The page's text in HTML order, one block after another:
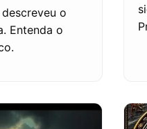
o
Entenda o